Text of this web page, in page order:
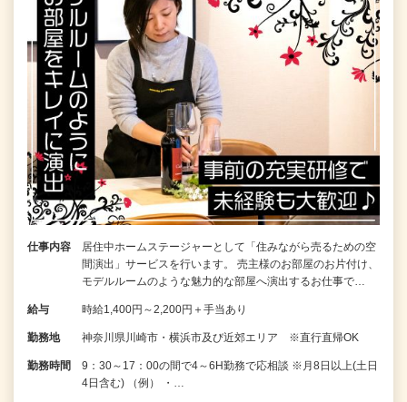
仕事内容
居住中ホームステージャーとして「住みながら売るための空
間演出」サービスを行います。 売主様のお部屋のお片付け、
モデルルームのような魅力的な部屋へ演出するお仕事で…
給与 時給1,400円～2,200円＋手当あり
勤務地 神奈川県川崎市・横浜市及び近郊エリア ※直行直帰OK
勤務時間
9：30～17：00の間で4～6H勤務で応相談 ※月8日以上(土日
4日含む) （例） ・…